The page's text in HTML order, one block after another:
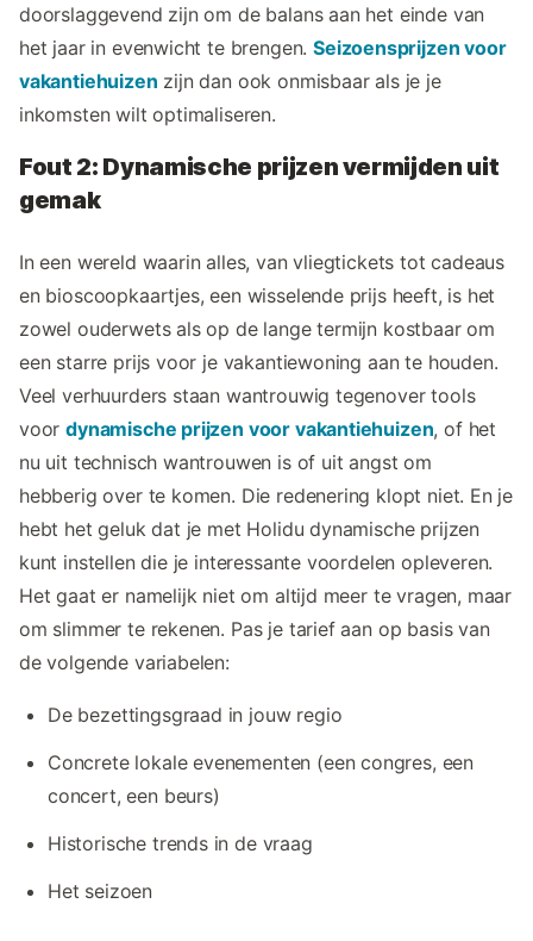
doorslaggevend zijn om de balans aan het einde van
het jaar in evenwicht te brengen.Seizoensprijzen voor
vakantiehuizen zijn dan ook onmisbaar als je je
inkomsten wilt optimaliseren.
Fout 2: Dynamische prijzen vermijden uit
gemak
In een wereld waarin alles, van vliegtickets tot cadeaus
en bioscoopkaartjes, een wisselende prijs heeft, is het
zowel ouderwets als op de lange termijn kostbaar om
een starre prijs voor je vakantiewoning aan te houden.
Veel verhuurders staan wantrouwig tegenover tools
voordynamische prijzen voor vakantiehuizen, of het
nu uit technisch wantrouwen is of uit angst om
hebberig over te komen. Die redenering klopt niet. En je
hebt het geluk dat je met Holidu dynamische prijzen
kunt instellen die je interessante voordelen opleveren.
Het gaat er namelijk niet om altijd meer te vragen, maar
om slimmer te rekenen. Pas je tarief aan op basis van
de volgende variabelen:
De bezettingsgraad in jouw regio
Concrete lokale evenementen (een congres, een
concert, een beurs)
Historische trends in de vraag
Het seizoen